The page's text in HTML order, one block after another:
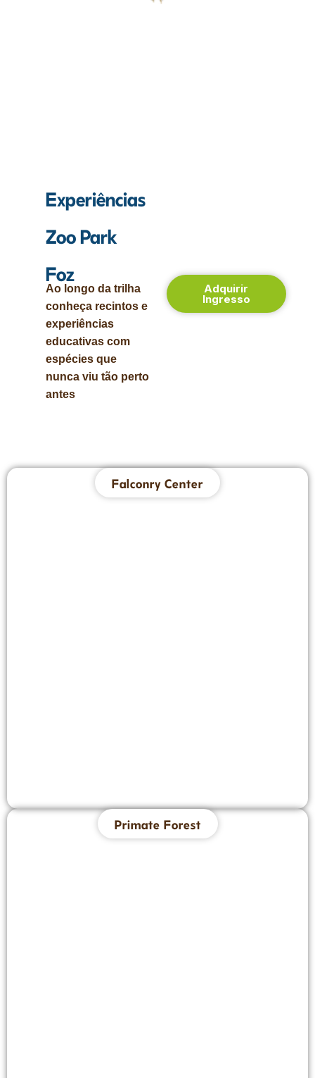
Experiências
Zoo Park
Foz
Ao longo da trilha
conheça recintos e
experiências
educativas com
espécies que
nunca viu tão perto
antes
Adquirir
Ingresso
Falconry Center
Primate Forest